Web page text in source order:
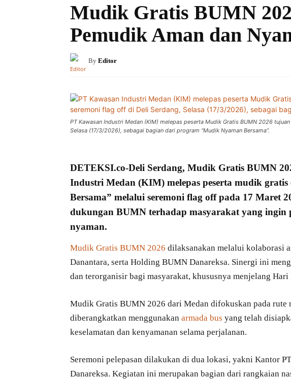
Mudik Gratis BUMN
Pemudik Aman dan
By Editor
PT Kawasan Industri Medan (KIM) melepas peserta Mudik Gratis BUMN 2026
Selasa (17/3/2026), sebagai bagian dari program “Mudik Nyaman Bersama”.
DETEKSI.co-Deli Serdang, Mudik Gratis BUMN
Industri Medan (KIM) melepas peserta mudik
Bersama” melalui seremoni flag off pada 17 Maret
dukungan BUMN terhadap masyarakat yang ingin
nyaman.
Mudik Gratis BUMN 2026 dilaksanakan melalui kolaborasi
Danantara, serta Holding BUMN Danareksa. Sinergi ini
dan terorganisir bagi masyarakat, khususnya menjelang
Mudik Gratis BUMN 2026 dari Medan difokuskan pada rute
diberangkatkan menggunakan armada bus yang telah
keselamatan dan kenyamanan selama perjalanan.
Seremoni pelepasan dilakukan di dua lokasi, yakni Kantor
Danareksa. Kegiatan ini merupakan bagian dari rangkaian